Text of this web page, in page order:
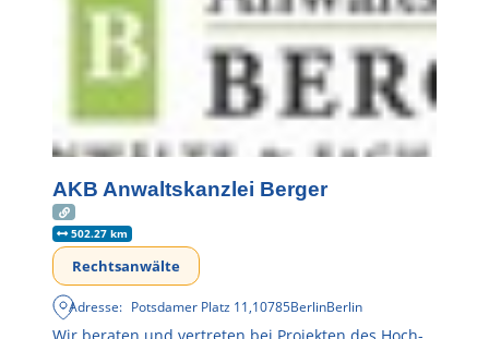
AKB Anwaltskanzlei Berger
502.27 km
Rechtsanwälte
Adresse: Potsdamer Platz 11,10785BerlinBerlin